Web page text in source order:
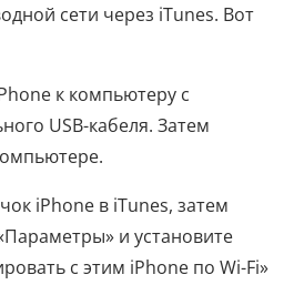
сети через iTunes. Вот
к компьютеру с
USB-кабеля. Затем
iPhone в iTunes, затем
и установите
с этим iPhone по Wi-Fi»